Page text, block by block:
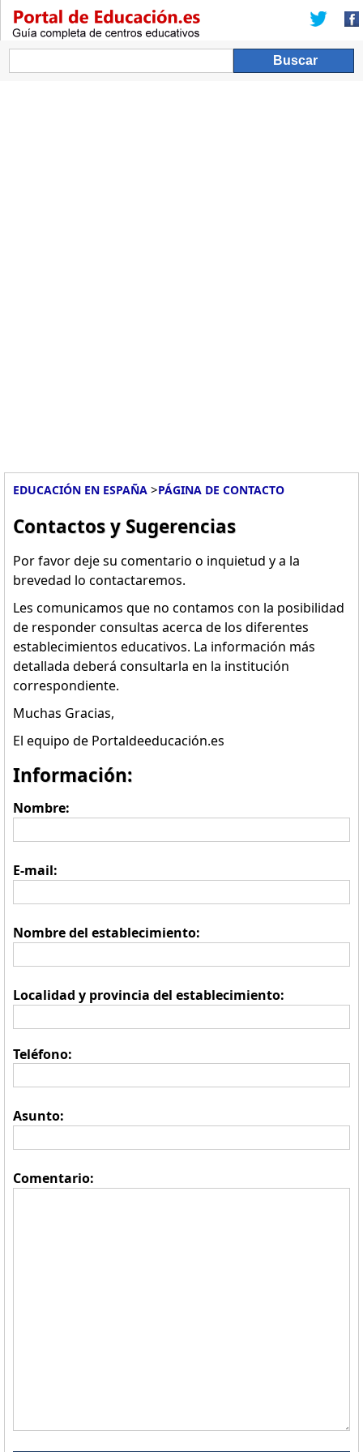
EDUCACIÓN EN ESPAÑA >PÁGINA DE CONTACTO
Contactos y Sugerencias
Por favor deje su comentario o inquietud y a la
brevedad lo contactaremos.
Les comunicamos que no contamos con la posibilidad
de responder consultas acerca de los diferentes
establecimientos educativos. La información más
detallada deberá consultarla en la institución
correspondiente.
Muchas Gracias,
El equipo de Portaldeeducación.es
Información:
Nombre:
E-mail:
Nombre del establecimiento:
Localidad y provincia del establecimiento:
Teléfono:
Asunto:
Comentario: